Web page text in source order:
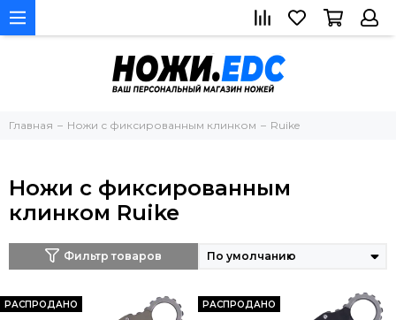
Главная Ножи с фиксированным клинком Ruike
Ножи с фиксированным
клинком Ruike
Фильтр товаров
РАСПРОДАНО РАСПРОДАНО